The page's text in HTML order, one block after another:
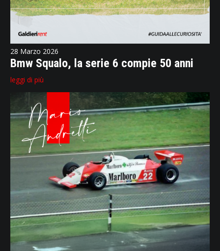
28 Marzo 2026
Bmw Squalo, la serie 6 compie 50 anni
leggi di più